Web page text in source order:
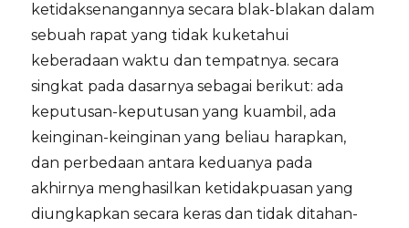
ketidaksenangannya secara blak-blakan dalam
sebuah rapat yang tidak kuketahui
keberadaan waktu dan tempatnya. secara
singkat pada dasarnya sebagai berikut: ada
keputusan-keputusan yang kuambil, ada
keinginan-keinginan yang beliau harapkan,
dan perbedaan antara keduanya pada
akhirnya menghasilkan ketidakpuasan yang
diungkapkan secara keras dan tidak ditahan-